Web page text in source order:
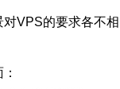
VPS的要求各不